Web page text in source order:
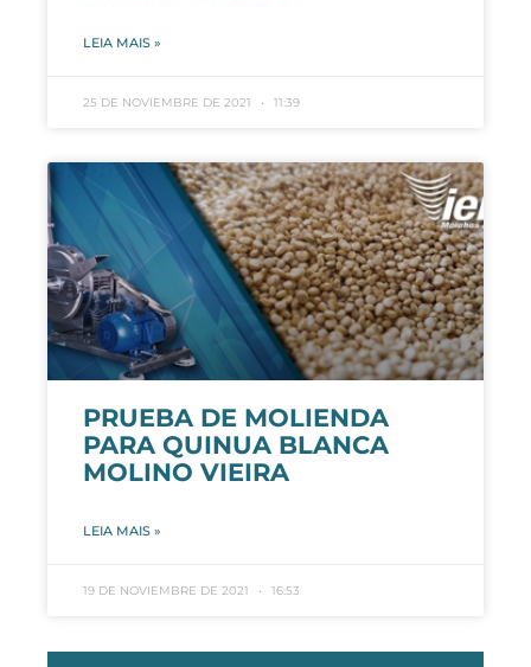
LEIA MAIS »
25 DE NOVIEMBRE DE 2021 11:39
PRUEBA DE MOLIENDA
PARA QUINUA BLANCA
MOLINO VIEIRA
LEIA MAIS »
19 DE NOVIEMBRE DE 2021 16:53